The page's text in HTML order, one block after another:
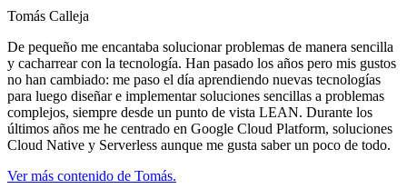
Tomás Calleja
De pequeño me encantaba solucionar problemas de manera sencilla
y cacharrear con la tecnología. Han pasado los años pero mis gustos
no han cambiado: me paso el día aprendiendo nuevas tecnologías
para luego diseñar e implementar soluciones sencillas a problemas
complejos, siempre desde un punto de vista LEAN. Durante los
últimos años me he centrado en Google Cloud Platform, soluciones
Cloud Native y Serverless aunque me gusta saber un poco de todo.
Ver más contenido de Tomás.